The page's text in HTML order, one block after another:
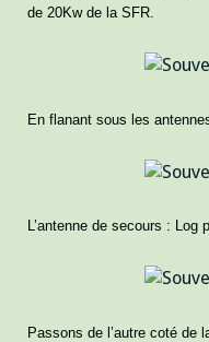
de 20Kw de la SFR.
En flanant sous les
L’antenne de secours : Log
Passons de l’autre coté de